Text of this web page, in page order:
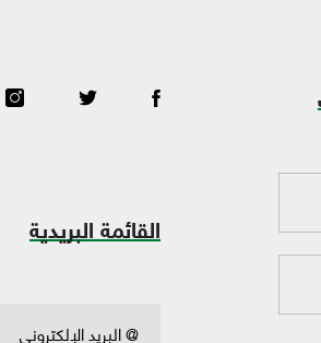
القائمة البريدية